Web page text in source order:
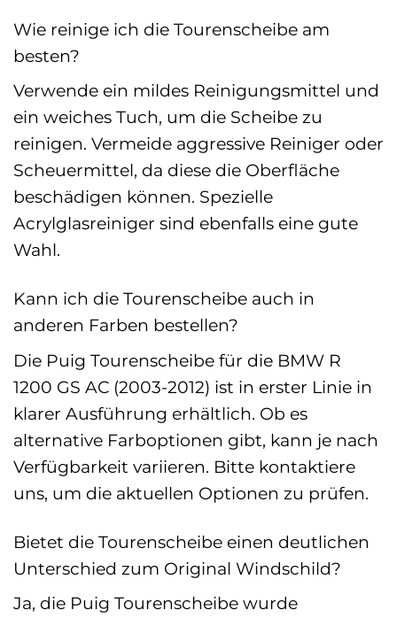
Wie reinige ich die Tourenscheibe am
besten?
Verwende ein mildes Reinigungsmittel und
ein weiches Tuch, um die Scheibe zu
reinigen. Vermeide aggressive Reiniger oder
Scheuermittel, da diese die Oberfläche
beschädigen können. Spezielle
Acrylglasreiniger sind ebenfalls eine gute
Wahl.
Kann ich die Tourenscheibe auch in
anderen Farben bestellen?
Die Puig Tourenscheibe für die BMW R
1200 GS AC (2003-2012) ist in erster Linie in
klarer Ausführung erhältlich. Ob es
alternative Farboptionen gibt, kann je nach
Verfügbarkeit variieren. Bitte kontaktiere
uns, um die aktuellen Optionen zu prüfen.
Bietet die Tourenscheibe einen deutlichen
Unterschied zum Original Windschild?
Ja, die Puig Tourenscheibe wurde